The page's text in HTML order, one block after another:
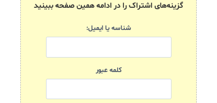
گزینه‌های اشتراک را در ادامه همین صفحه ببینید
شناسه یا ایمیل:
کلمه عبور